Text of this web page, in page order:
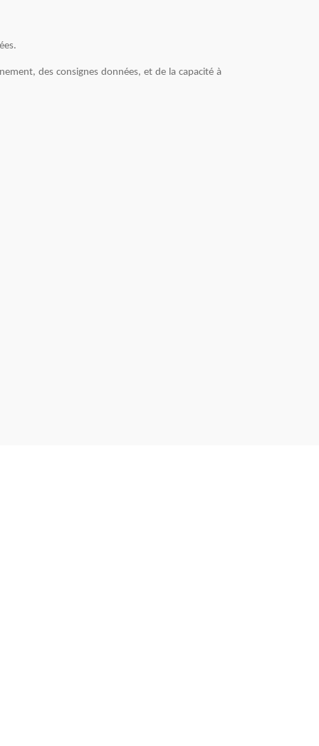
des consignes données, et de la capacité à